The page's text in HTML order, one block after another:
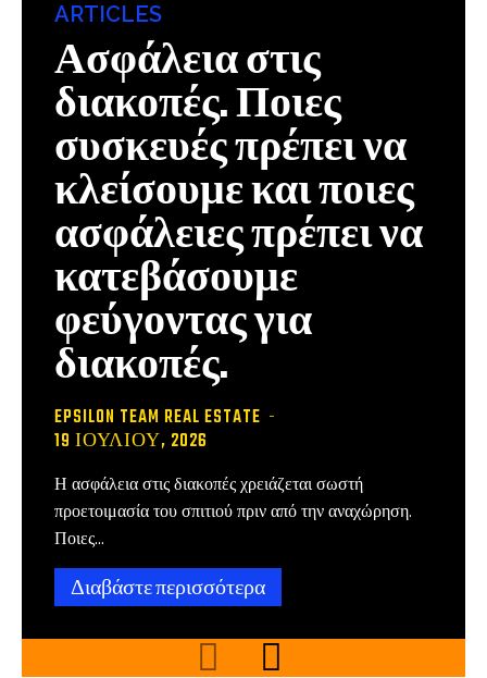
ARTICLES
Ασφάλεια στις
διακοπές. Ποιες
συσκευές πρέπει να
κλείσουμε και ποιες
ασφάλειες πρέπει να
κατεβάσουμε
φεύγοντας για
διακοπές.
EPSILON TEAM REAL ESTATE -
19 ΙΟΥΛΊΟΥ, 2026
Η ασφάλεια στις διακοπές χρειάζεται σωστή
προετοιμασία του σπιτιού πριν από την αναχώρηση.
Ποιες...
Διαβάστε περισσότερα